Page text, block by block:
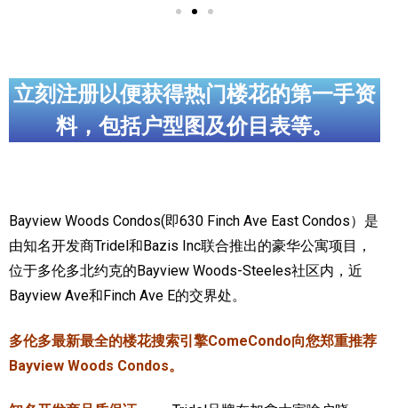
走近加拿大
为什么移民加拿大
定居安大略省
安大略省免费医疗保险
加拿大的福利制度
吃货眼中的加拿大地图
立刻注册以便获得热门楼花的第一手资
料，包括户型图及价目表等。
Bayview Woods Condos(即630 Finch Ave East Condos）是
由知名开发商Tridel和Bazis Inc联合推出的豪华公寓项目，
位于多伦多北约克的Bayview Woods-Steeles社区内，近
Bayview Ave和Finch Ave E的交界处。
多伦多最新最全的楼花搜索引擎ComeCondo向您郑重推荐
Bayview Woods Condos。